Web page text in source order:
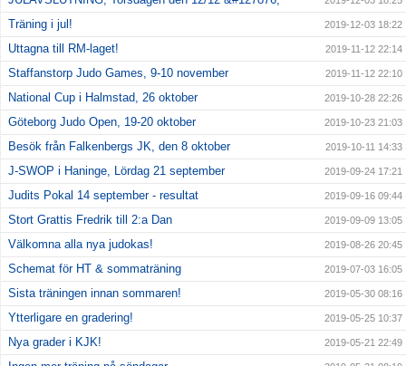
Träning i jul! 2019-12-03 18:22
Uttagna till RM-laget! 2019-11-12 22:14
Staffanstorp Judo Games, 9-10 november 2019-11-12 22:10
National Cup i Halmstad, 26 oktober 2019-10-28 22:26
Göteborg Judo Open, 19-20 oktober 2019-10-23 21:03
Besök från Falkenbergs JK, den 8 oktober 2019-10-11 14:33
J-SWOP i Haninge, Lördag 21 september 2019-09-24 17:21
Judits Pokal 14 september - resultat 2019-09-16 09:44
Stort Grattis Fredrik till 2:a Dan 2019-09-09 13:05
Välkomna alla nya judokas! 2019-08-26 20:45
Schemat för HT & sommaträning 2019-07-03 16:05
Sista träningen innan sommaren! 2019-05-30 08:16
Ytterligare en gradering! 2019-05-25 10:37
Nya grader i KJK! 2019-05-21 22:49